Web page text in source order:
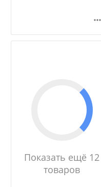

Показать ещё 12
товаров